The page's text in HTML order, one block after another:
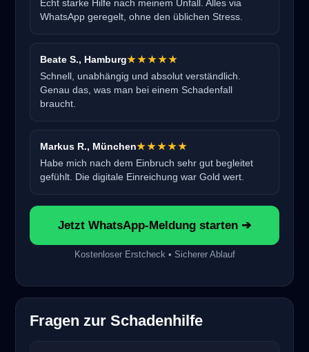
Echt starke Hilfe nach meinem Unfall. Alles via
WhatsApp geregelt, ohne den üblichen Stress.
Beate S., Hamburg★★★★★
Schnell, unabhängig und absolut verständlich.
Genau das, was man bei einem Schadenfall
braucht.
Markus R., München★★★★★
Habe mich nach dem Einbruch sehr gut begleitet
gefühlt. Die digitale Einreichung war Gold wert.
Jetzt WhatsApp-Meldung starten ➔
Kostenloser Erstcheck • Sicherer Ablauf
Fragen zur Schadenhilfe